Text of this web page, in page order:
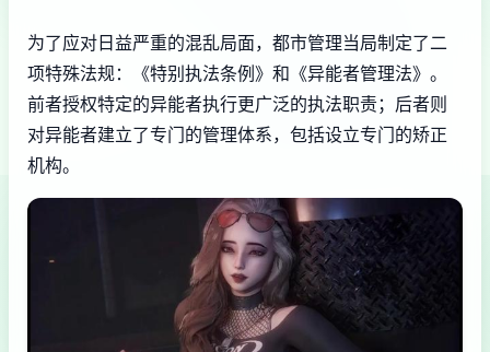
为了应对日益严重的混乱局面，都市管理当局制定了二
项特殊法规：《特别执法条例》和《异能者管理法》。
前者授权特定的异能者执行更广泛的执法职责；后者则
对异能者建立了专门的管理体系，包括设立专门的矫正
机构。